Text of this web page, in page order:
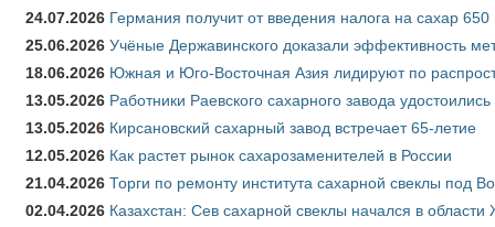
24.07.2026 Германия получит от введения налога на сахар
25.06.2026 Учёные Державинского доказали эффективность
18.06.2026 Южная и Юго-Восточная Азия лидируют по
13.05.2026 Работники Раевского сахарного завода удостоились
13.05.2026 Кирсановский сахарный завод встречает 65-летие
12.05.2026 Как растет рынок сахарозаменителей в России
21.04.2026 Торги по ремонту института сахарной свеклы под
02.04.2026 Казахстан: Сев сахарной свеклы начался в области